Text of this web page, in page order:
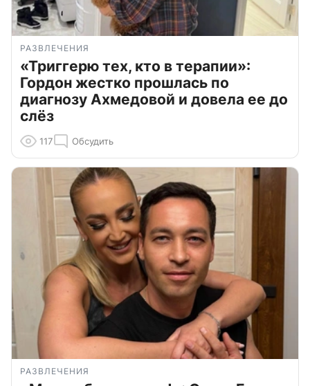
РАЗВЛЕЧЕНИЯ
«Триггерю тех, кто в терапии»:
Гордон жестко прошлась по
диагнозу Ахмедовой и довела ее до
слёз
117 Обсудить
РАЗВЛЕЧЕНИЯ